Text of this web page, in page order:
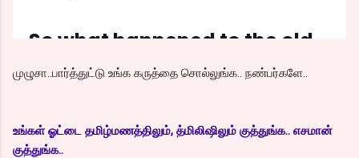
முழுசா..பார்த்துட்டு உங்க கருத்தை சொல்லுங்க.. நண்பர்களே..
உங்கள் ஓட்டை தமிழ்மணத்திலும், த்மிலிஷிலும் குத்துங்க.. எசமான்
குத்துங்க..